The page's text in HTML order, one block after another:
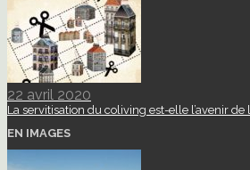
22 avril 2020
La servitisation du coliving est-elle l’avenir de
EN IMAGES